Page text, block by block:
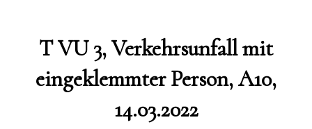
T VU 3, Verkehrsunfall mit
eingeklemmter Person, A10,
14.03.2022